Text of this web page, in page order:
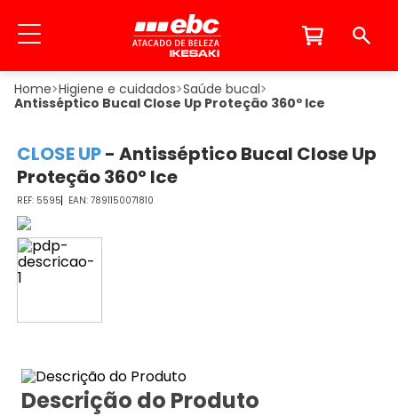
Higiene e cuidados Saúde bucal
Antisséptico Bucal Close Up Proteção 360º Ice
CLOSE UP- Antisséptico Bucal Close Up
Proteção 360º Ice
5595 7891150071810
Descrição do Produto